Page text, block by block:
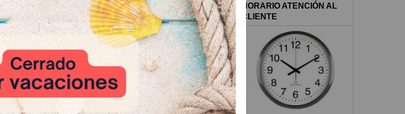
HORARIO ATENCIÓN AL
CLIENTE